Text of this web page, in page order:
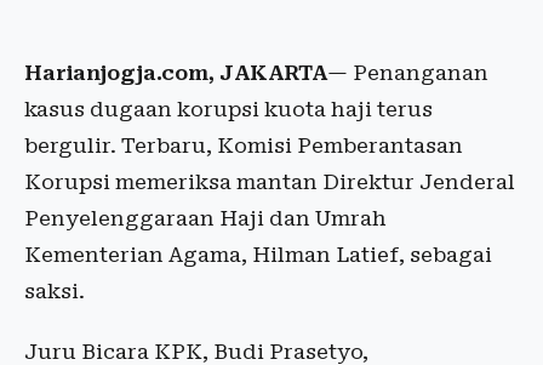
Harianjogja.com, JAKARTA— Penanganan
kasus dugaan korupsi kuota haji terus
bergulir. Terbaru, Komisi Pemberantasan
Korupsi memeriksa mantan Direktur Jenderal
Penyelenggaraan Haji dan Umrah
Kementerian Agama, Hilman Latief, sebagai
saksi.
Juru Bicara KPK, Budi Prasetyo,